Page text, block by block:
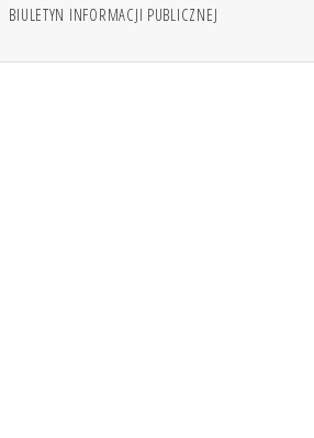
BIULETYN INFORMACJI PUBLICZNEJ